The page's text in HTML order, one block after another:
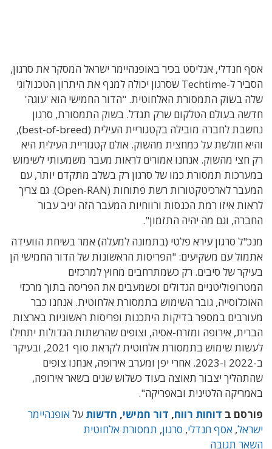
אסף חנדלי, אנליסט בכיר באופנהיימר ישראל המסקר את סרגון,
הסביר ל-Techtime שסרגון יכולה למנף את היתרון הטכנולוגי
שלה בשוק התמסורת האלחוטית. "הדור החמישי הוא 'עוגה'
חדשה בעולם הטלקום שרק תגדל. בשוק התמסורת, סרגון
נחשבת לחברה מובילה בקטגוריית העילית (best-of-breed),
והיא חולשת על כמחצית מהשוק. אולם קטגוריית העילית היא
רק חצי מהשוק. אנחנו אמורים לראות מעבר משמעותי לשימוש
במערכות תמסורת כמו של סרגון רק בשלב מתקדם יותר, עם
המעבר לארכיטקטורות רשת פתוחות (Open-RAN). גם צריך
לראות איזו רמת הכנסות ורווחיות המעבר הזה יניב עבור
החברה, וגם מה יהיה התזמון".
מנכ"ל סרגון עירא פלטי (בתמונה למעלה) אמר בשיחת הוועידה
אתמול עם משקיעים: "הפריסות הראשונות של הדור החמישי הן
בעיקר של סיבים. רק כשמתרחבים מחוץ למרכזים
המטרופוליטניים הגדולים וכשמעבים את הפריסה בתוך מרכזי
האוכלוסייה, גובר השימוש בתמסורת אלחוטית. אנחנו כבר
מעורבים במספר בדיקות היתכנות ופריסות ראשוניות בארצות
הברית, אירופה ומזרח-אסיה, וצופים שהרשתות הגדולות יתחילו
לעשות שימוש בתמסורת אלחוטית לקראת סוף 2021, ובעיקר
ב-2022 ו-2023. אחרי יפן ומערב אירופה, אנחנו צופים
שהתהליך יצבור תאוצה בעוד כשלוש שנים בשאר אירופה,
באמריקה הלטינית ובאפריקה".
פורסם ב דוחות רווח, דור חמישי, חדשות עלאופנהיימר
ישראל, אסף חנדלי, סרגון, תמסורת אלחוטית
השאר תגובה